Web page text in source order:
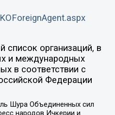
организаций, в
и международных
в соответствии с
Федерации
Шура Объединенных сил
народов Ичкерии и